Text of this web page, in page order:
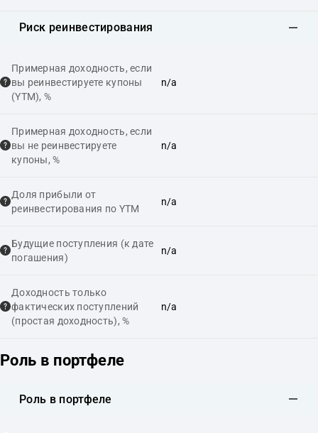
Риск реинвестирования
Примерная доходность, если
вы реинвестируете купоны
(YTM), %
n/a
Примерная доходность, если
вы не реинвестируете
купоны, %
n/a
Доля прибыли от
реинвестирования по YTM
n/a
Будущие поступления (к дате
погашения)
n/a
Доходность только
фактических поступлений
(простая доходность), %
n/a
Роль в портфеле
Роль в портфеле